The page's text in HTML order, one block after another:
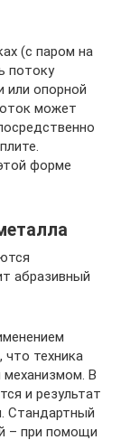
(с паром на
потоку
или опорной
может
форме
абразивный
техника
В
и результат
Стандартный
– при помощи